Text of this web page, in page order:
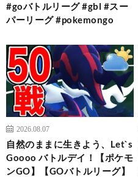
#goバトルリーグ #gbl #スー
パーリーグ #pokemongo
2026.08.07
自然のままに生きよう、Let`s
Goooo バトルデイ！【ポケモ
ンGO】【GOバトルリーグ】